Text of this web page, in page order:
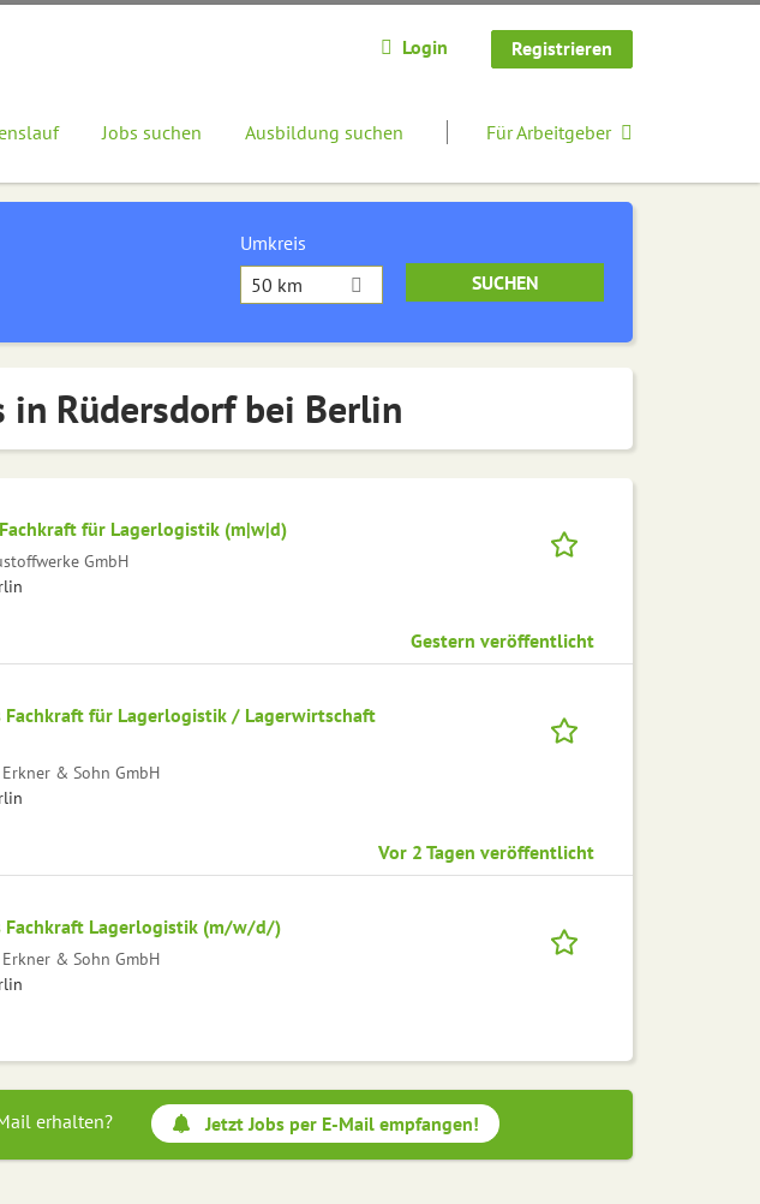
Login Registrieren
Jobs suchen Ausbildung suchen Für Arbeitgeber
Umkreis
50 km
Rüdersdorf bei Berlin
für Lagerlogistik (m|w|d)
GmbH
Gestern veröffentlicht
Fachkraft für Lagerlogistik / Lagerwirtschaft
& Sohn GmbH
Vor 2 Tagen veröffentlicht
Fachkraft Lagerlogistik (m/w/d/)
& Sohn GmbH
erhalten? Jetzt Jobs per E-Mail empfangen!